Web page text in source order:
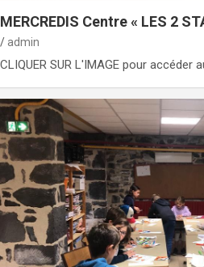
MERCREDIS Centre « LES 2
admin
CLIQUER SUR L'IMAGE pour